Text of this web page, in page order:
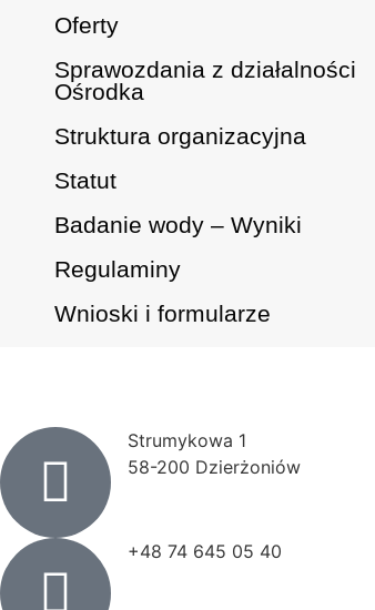
Oferty
Sprawozdania z działalności
Ośrodka
Struktura organizacyjna
Statut
Badanie wody – Wyniki
Regulaminy
Wnioski i formularze
Strumykowa 1
58-200 Dzierżoniów
+48 74 645 05 40